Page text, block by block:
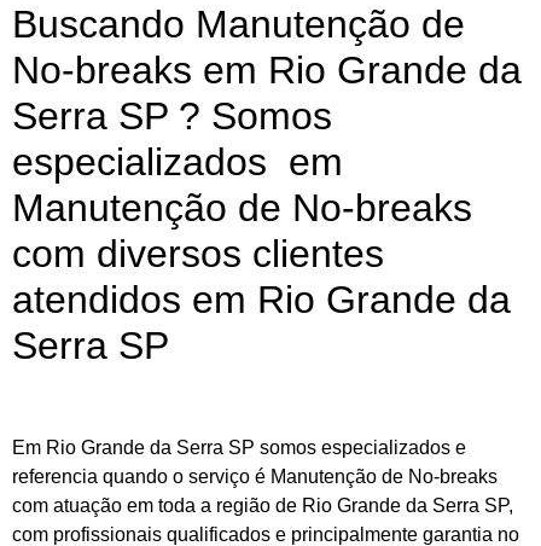
Buscando Manutenção de
No-breaks em Rio Grande da
Serra SP ? Somos
especializados em
Manutenção de No-breaks
com diversos clientes
atendidos em Rio Grande da
Serra SP
Em Rio Grande da Serra SP somos especializados e
referencia quando o serviço é Manutenção de No-breaks
com atuação em toda a região de Rio Grande da Serra SP,
com profissionais qualificados e principalmente garantia no